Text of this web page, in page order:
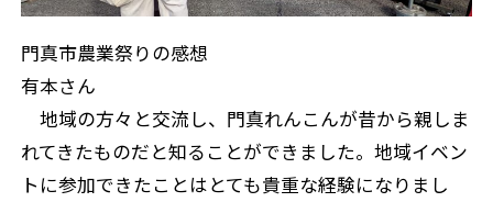
門真市農業祭りの感想
有本さん
地域の方々と交流し、門真れんこんが昔から親しま
れてきたものだと知ることができました。地域イベン
トに参加できたことはとても貴重な経験になりまし